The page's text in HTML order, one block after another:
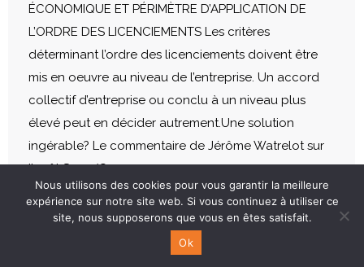
ÉCONOMIQUE ET PÉRIMÈTRE D’APPLICATION DE
L’ORDRE DES LICENCIEMENTS Les critères
déterminant l’ordre des licenciements doivent être
mis en oeuvre au niveau de l’entreprise. Un accord
collectif d’entreprise ou conclu à un niveau plus
élevé peut en décider autrement.Une solution
ingérable? Le commentaire de Jérôme Watrelot sur
l’arrêt Sony (Cass.soc.…
Nous utilisons des cookies pour vous garantir la meilleure
expérience sur notre site web. Si vous continuez à utiliser ce
site, nous supposerons que vous en êtes satisfait.
Ok